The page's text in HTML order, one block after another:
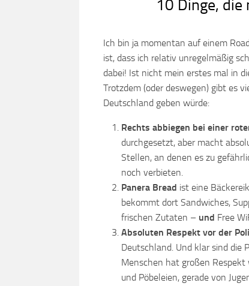
10 Dinge, die
Ich bin ja momentan auf einem
ist, dass ich relativ unregelmäßig
dabei! Ist nicht mein erstes mal in
Trotzdem (oder deswegen) gibt es
Deutschland geben würde:
Rechts abbiegen bei einer
durchgesetzt, aber macht
Stellen, an denen es zu
noch verbieten.
Panera Bread ist eine
bekommt dort Sandwiches,
frischen Zutaten – und Free
Absoluten Respekt vor der
Deutschland. Und klar sind die
Menschen hat großen
und Pöbeleien, gerade von